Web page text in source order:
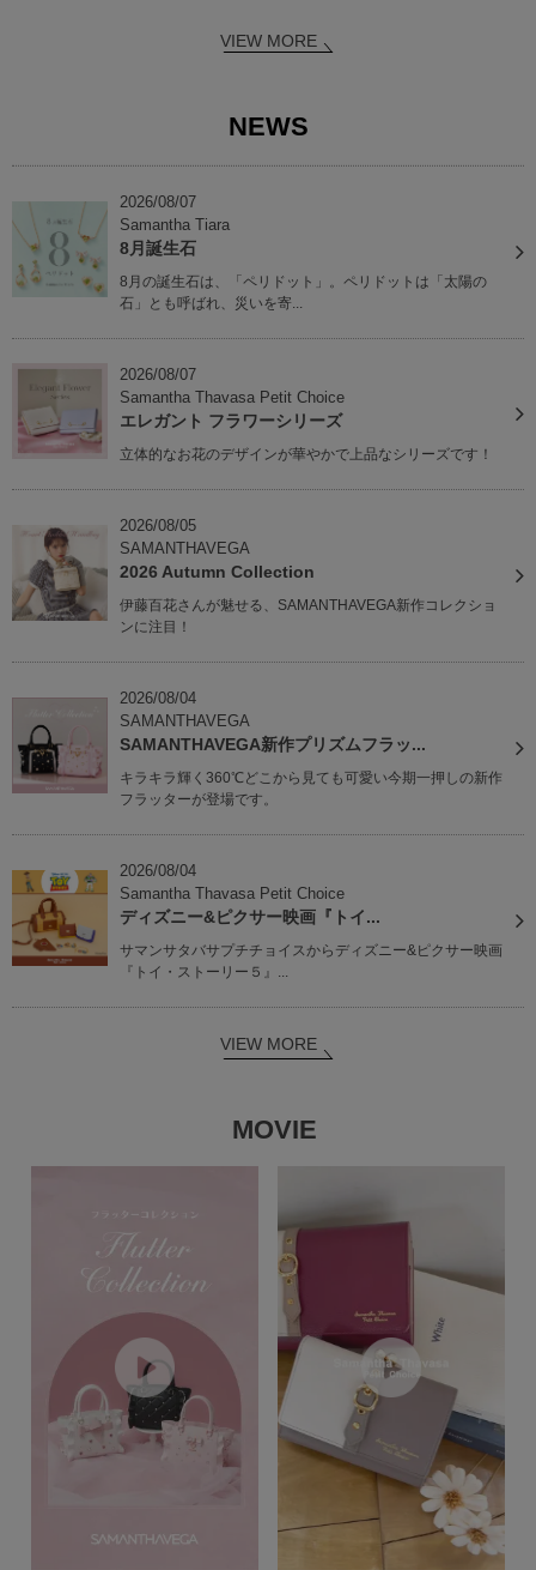
VIEW MORE
NEWS
2026/08/07
Samantha Tiara
8月誕生石
8月の誕生石は、「ペリドット」。ペリドットは「太陽の
石」とも呼ばれ、災いを寄...
2026/08/07
Samantha Thavasa Petit Choice
エレガント フラワーシリーズ
立体的なお花のデザインが華やかで上品なシリーズです！
2026/08/05
SAMANTHAVEGA
2026 Autumn Collection
伊藤百花さんが魅せる、SAMANTHAVEGA新作コレクショ
ンに注目！
2026/08/04
SAMANTHAVEGA
SAMANTHAVEGA新作プリズムフラッ...
キラキラ輝く360℃どこから見ても可愛い今期一押しの新作
フラッターが登場です。
2026/08/04
Samantha Thavasa Petit Choice
ディズニー&ピクサー映画『トイ...
サマンサタバサプチチョイスからディズニー&ピクサー映画
『トイ・ストーリー５』...
VIEW MORE
MOVIE